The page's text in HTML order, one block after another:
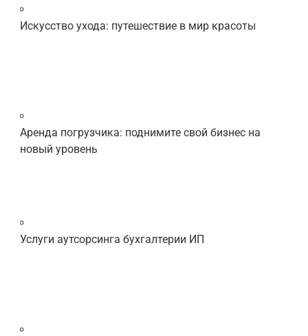
Искусство ухода: путешествие в мир красоты
Аренда погрузчика: поднимите свой бизнес на
новый уровень
Услуги аутсорсинга бухгалтерии ИП